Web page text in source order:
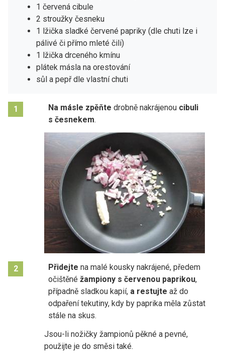
1 červená cibule
2 stroužky česneku
1 lžička sladké červené papriky (dle chuti lze i
pálivé či přímo mleté čili)
1 lžička drceného kmínu
plátek másla na orestování
sůl a pepř dle vlastní chuti
1 Na másle zpěňte drobně nakrájenou cibuli
s česnekem.
2 Přidejte na malé kousky nakrájené, předem
očištěné žampiony s červenou paprikou,
případně sladkou kapií, a restujte až do
odpaření tekutiny, kdy by paprika měla zůstat
stále na skus.
Jsou-li nožičky žampionů pěkné a pevné,
použijte je do směsi také.